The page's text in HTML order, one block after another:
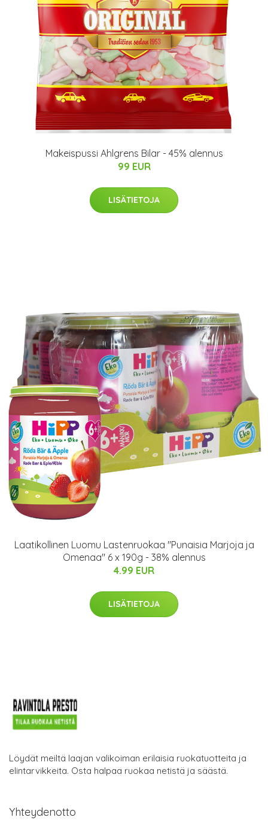
Makeispussi Ahlgrens Bilar - 45% alennus
99 EUR
LISÄTIETOJA
Laatikollinen Luomu Lastenruokaa "Punaisia Marjoja ja
Omenaa" 6 x 190g - 38% alennus
4.99 EUR
LISÄTIETOJA
Löydät meiltä laajan valikoiman erilaisia ruokatuotteita ja
elintarvikkeita. Osta halpaa ruokaa netistä ja säästä.
Yhteydenotto